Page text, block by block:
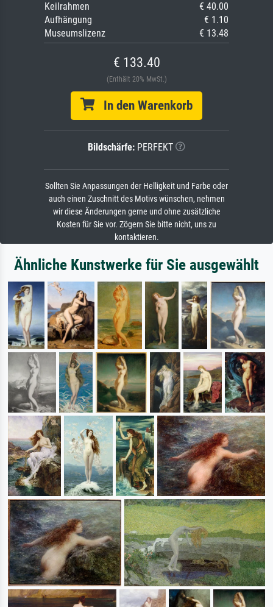
Keilrahmen
€ 40.00
Aufhängung
€ 1.10
Museumslizenz
€ 13.48
€ 133.40
(Enthält 20% MwSt.)
In den Warenkorb
Bildschärfe: PERFEKT
Sollten Sie Anpassungen der Helligkeit und Farbe oder
auch einen Zuschnitt des Motivs wünschen, nehmen
wir diese Änderungen gerne und ohne zusätzliche
Kosten für Sie vor. Zögern Sie bitte nicht, uns zu
kontaktieren.
Ähnliche Kunstwerke für Sie ausgewählt